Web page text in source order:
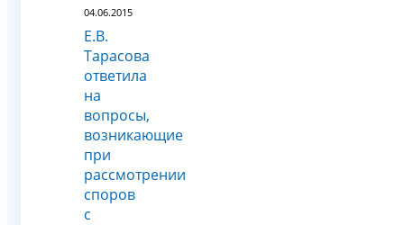
04.06.2015
Е.В.
Тарасова
ответила
на
вопросы,
возникающие
при
рассмотрении
споров
с